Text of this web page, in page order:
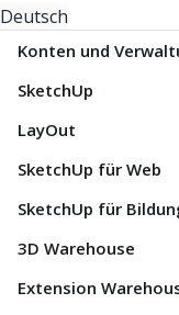
Deutsch
Konten und
SketchUp
LayOut
SketchUp für Web
SketchUp für
3D Warehouse
Extension